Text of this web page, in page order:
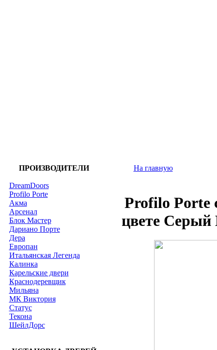
ПРОИЗВОДИТЕЛИ
DreamDoors
Profilo Porte
Акма
Арсенал
Блок Мастер
Дариано Порте
Дера
Европан
Итальянская Легенда
Калинка
Карельские двери
Краснодеревщик
Мильяна
МК Виктория
Статус
Текона
ШейлДорс
На главную
Profilo Porte
цвете Серый